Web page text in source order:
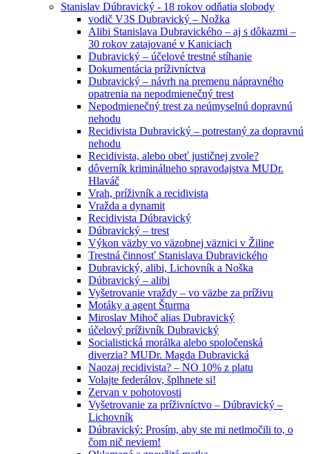
Stanislav Dúbravický - 18 rokov odňatia slobody
vodič V3S Dubravický – Nožka
Alibi Stanislava Dubravického – aj s dôkazmi –
30 rokov zatajované v Kaniciach
Dubravický – účelové trestné stíhanie
Dokumentácia príživníctva
Dubravický – návrh na premenu nápravného
opatrenia na nepodmienečný trest
Nepodmienečný trest za neúmyselnú dopravnú
nehodu
Recidivista Dubravický – potrestaný za dopravnú
nehodu
Recidivista, alebo obeť justičnej zvole?
dôverník kriminálneho spravodajstva MUDr.
Hlaváč
Vrah, príživník a recidivista
Vražda a dynamit
Recidivista Dúbravický
Dúbravický – trest
Výkon väzby vo väzobnej väznici v Žiline
Trestná činnosť Stanislava Dubravického
Dubravický, alibi, Lichovník a Noška
Dúbravický – alibi
Vyšetrovanie vraždy – vo väzbe za príživu
Motáky a agent Šturma
Miroslav Mihoč alias Dubravický
účelový príživník Dubravický
Socialistická morálka alebo spoločenská
diverzia? MUDr. Magda Dubravická
Naozaj recidivista? – NO 10% z platu
Volajte federálov, šplhnete si!
Zervan v pohotovosti
Vyšetrovanie za príživníctvo – Dúbravický –
Lichovník
Dúbravický: Prosím, aby ste mi netlmočili to, o
čom nič neviem!